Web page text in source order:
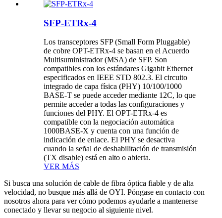
SFP-ETRx-4
Los transceptores SFP (Small Form Pluggable)
de cobre OPT-ETRx-4 se basan en el Acuerdo
Multisuministrador (MSA) de SFP. Son
compatibles con los estándares Gigabit Ethernet
especificados en IEEE STD 802.3. El circuito
integrado de capa física (PHY) 10/100/1000
BASE-T se puede acceder mediante 12C, lo que
permite acceder a todas las configuraciones y
funciones del PHY. El OPT-ETRx-4 es
compatible con la negociación automática
1000BASE-X y cuenta con una función de
indicación de enlace. El PHY se desactiva
cuando la señal de deshabilitación de transmisión
(TX disable) está en alto o abierta.
VER MÁS
Si busca una solución de cable de fibra óptica fiable y de alta
velocidad, no busque más allá de OYI. Póngase en contacto con
nosotros ahora para ver cómo podemos ayudarle a mantenerse
conectado y llevar su negocio al siguiente nivel.